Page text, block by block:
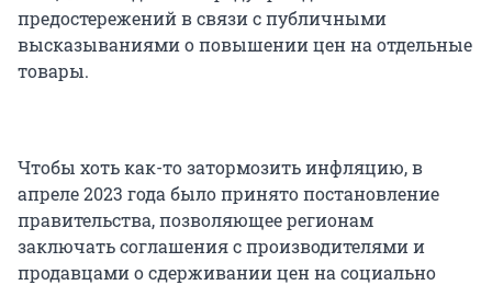
предостережений в связи с публичными
высказываниями о повышении цен на отдельные
товары.
Чтобы хоть как-то затормозить инфляцию, в
апреле 2023 года было принято постановление
правительства, позволяющее регионам
заключать соглашения с производителями и
продавцами о сдерживании цен на социально